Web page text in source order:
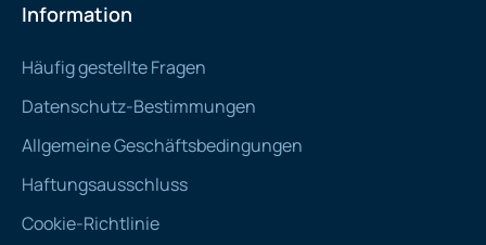
Information
Häufig gestellte Fragen
Datenschutz-Bestimmungen
Allgemeine Geschäftsbedingungen
Haftungsausschluss
Cookie-Richtlinie